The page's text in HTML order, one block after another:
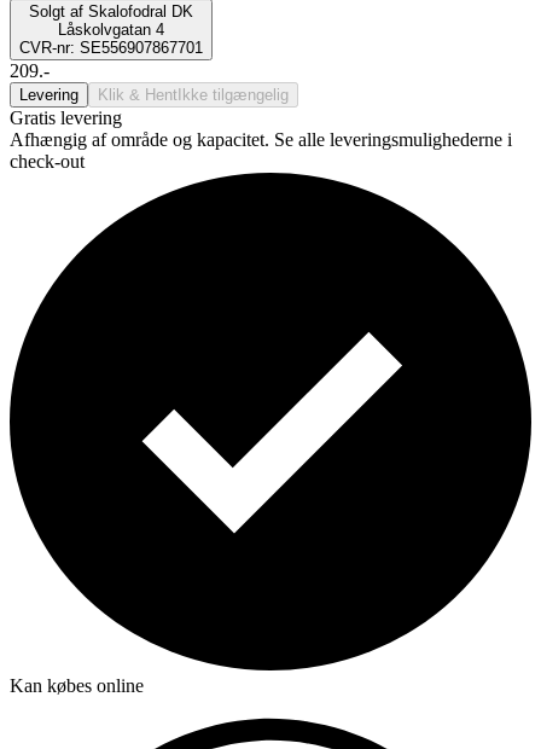
Solgt af Skalofodral DK
Låskolvgatan 4
CVR-nr: SE556907867701
209.-
Levering Klik & Hent Ikke tilgængelig
Gratis levering
Afhængig af område og kapacitet. Se alle leveringsmulighederne i
check-out
Kan købes online